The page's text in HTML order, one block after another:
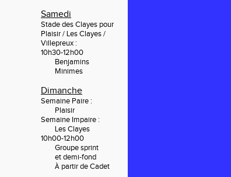
Samedi
Stade des Clayes pour
Plaisir / Les Clayes /
Villepreux :
10h30-12h00
Benjamins
Minimes
Dimanche
Semaine Paire :
Plaisir
Semaine Impaire :
Les Clayes
10h00-12h00
	Groupe sprint
	et
demi-fond
À partir de Cadet